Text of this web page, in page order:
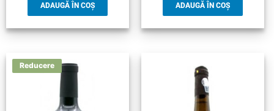
ADAUGĂ ÎN COȘ ADAUGĂ ÎN COȘ